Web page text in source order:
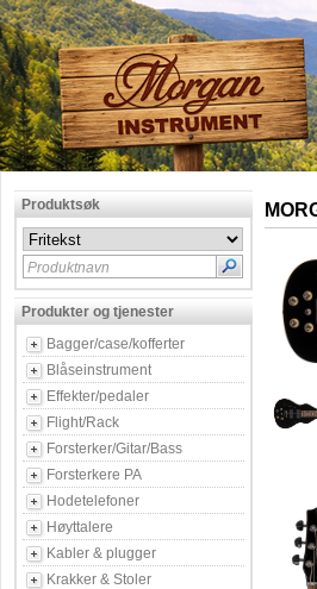
Produktsøk
Produktnavn
Produkter og tjenester
Bagger/case/kofferter
Blåseinstrument
Effekter/pedaler
Flight/Rack
Forsterker/Gitar/Bass
Forsterkere PA
Hodetelefoner
Høyttalere
Kabler & plugger
Krakker & Stoler